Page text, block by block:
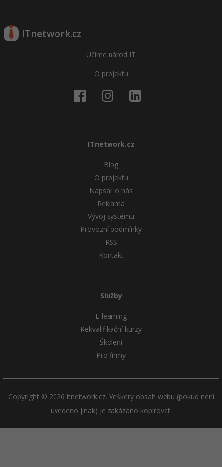
ITnetwork.cz
Učíme národ IT
O projektu
ITnetwork.cz
Blog
O projektu
Napsali o nás
Reklama
Vývoj systému
Provozní podmínky
RSS
Kontakt
Služby
E-learning
Rekvalifikační kurzy
Školení
Pro firmy
Copyright © 2026 itnetwork.cz. Veškerý obsah webu (pokud není
uvedeno jinak) je zakázáno kopírovat.